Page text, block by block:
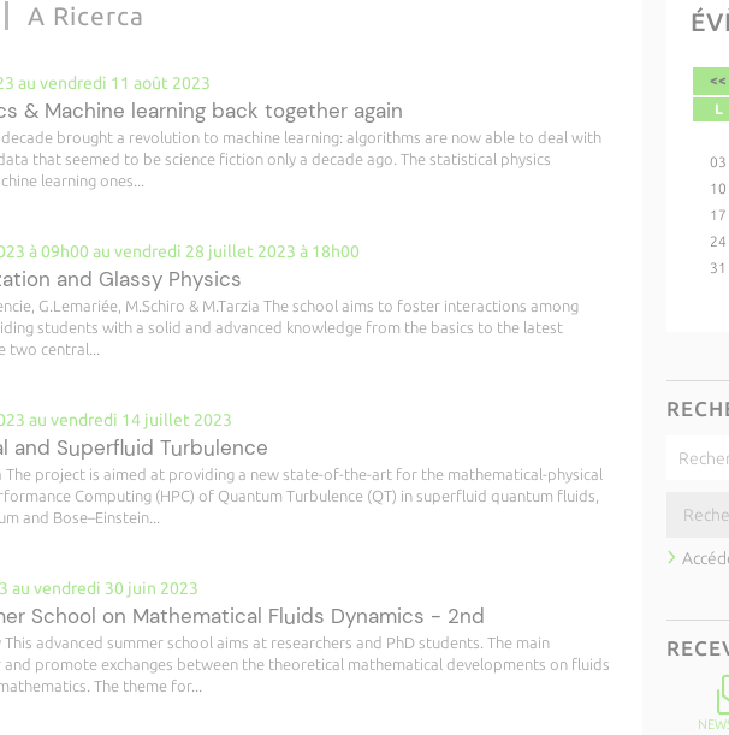
A Ricerca
au vendredi 11 août 2023
& Machine learning back together again
decade brought a revolution to machine learning: algorithms are now able to deal with
that seemed to be science fiction only a decade ago. The statistical physics
learning ones...
à 09h00 au vendredi 28 juillet 2023 à 18h00
and Glassy Physics
G.Lemariée, M.Schiro & M.Tarzia The school aims to foster interactions among
students with a solid and advanced knowledge from the basics to the latest
two central...
au vendredi 14 juillet 2023
and Superfluid Turbulence
The project is aimed at providing a new state-of-the-art for the mathematical-physical
Computing (HPC) of Quantum Turbulence (QT) in superfluid quantum fluids,
and Bose–Einstein...
au vendredi 30 juin 2023
School on Mathematical Fluids Dynamics - 2nd
This advanced summer school aims at researchers and PhD students. The main
promote exchanges between the theoretical mathematical developments on fluids
The theme for...
<<
L
03
10
17
24
31